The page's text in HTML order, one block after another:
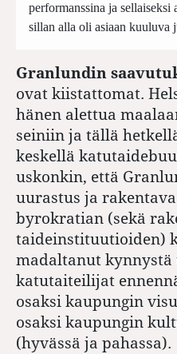
performanssina ja
sillan alla oli asiaan kuuluva
Granlundin
ovat kiistattomat.
hänen alettua
seiniin ja tällä
keskellä
uskonkin, että
uurastus ja
byrokratian (sekä
taideinstituutioiden)
madaltanut kynnystä
katutaiteilijat
osaksi kaupungin
osaksi kaupungin
(hyvässä ja pahassa).